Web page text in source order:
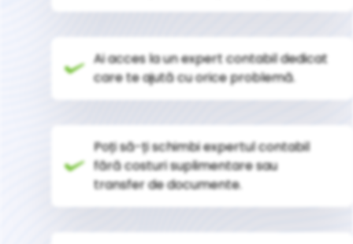
Ai acces la un expert contabil dedicat
care te ajută cu orice problemă.
Poți să-ți schimbi expertul contabil
fără costuri suplimentare sau
transfer de documente.